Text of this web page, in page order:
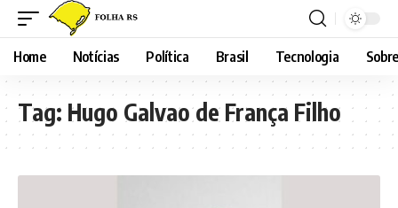
Home Notícias Política Brasil Tecnologia
Tag: Hugo Galvao de França Filho